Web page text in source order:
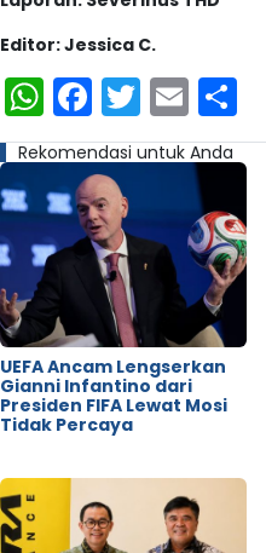
Editor: Jessica C.
WhatsApp
Facebook
Twitter
Email
Rekomendasi untuk Anda
UEFA Ancam Lengserkan
Gianni Infantino dari
Presiden FIFA Lewat Mosi
Tidak Percaya